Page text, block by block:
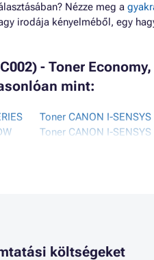
Nézze meg a
irodája kényelméből, egy
- Toner
mint:
Toner CANON I-SENSYS
Toner CANON I-
költségeket